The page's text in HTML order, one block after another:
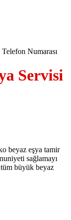
Servisi
beyaz eşya tamir
sağlamayı
büyük beyaz